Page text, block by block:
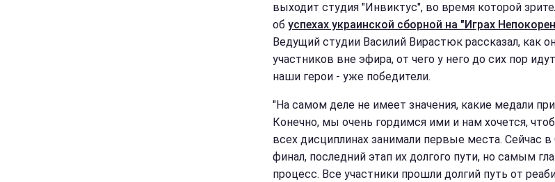
выходит студия "Инвиктус", во время которой
об успехах украинской сборной на "Играх
Ведущий студии Василий Вирастюк рассказал, как
участников вне эфира, от чего у него до сих пор
наши герои - уже победители.
"На самом деле не имеет значения, какие медали
Конечно, мы очень гордимся ими и нам хочется,
всех дисциплинах занимали первые места. Сейчас
финал, последний этап их долгого пути, но самым
процесс. Все участники прошли долгий путь от